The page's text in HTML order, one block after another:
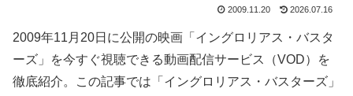
2009.11.20 2026.07.16
2009年11月20日に公開の映画「イングロリアス・バスタ
ーズ」を今すぐ視聴できる動画配信サービス（VOD）を
徹底紹介。この記事では「イングロリアス・バスターズ」